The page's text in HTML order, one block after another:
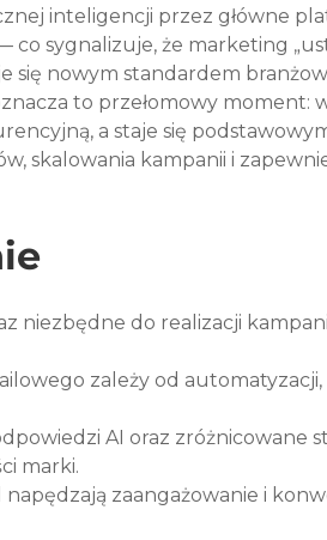
inteligencji przez główne
co sygnalizuje, że marketing
się nowym standardem
to przełomowy moment:
a staje się
skalowania kampanii i
niezbędne do realizacji
zależy od automatyzacji,
AI oraz zróżnicowane
marki.
napędzają zaangażowanie i